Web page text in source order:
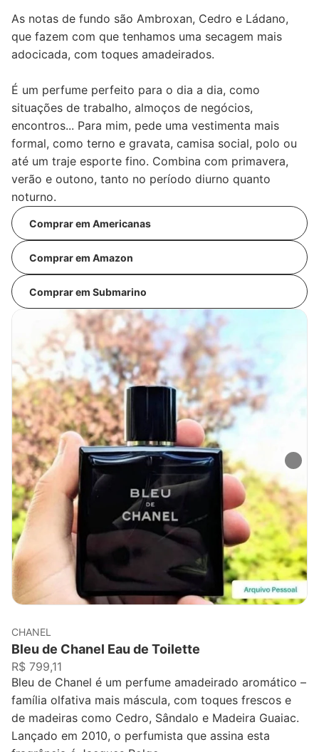
As notas de fundo são Ambroxan, Cedro e Ládano,
que fazem com que tenhamos uma secagem mais
adocicada, com toques amadeirados.
É um perfume perfeito para o dia a dia, como
situações de trabalho, almoços de negócios,
encontros... Para mim, pede uma vestimenta mais
formal, como terno e gravata, camisa social, polo ou
até um traje esporte fino. Combina com primavera,
verão e outono, tanto no período diurno quanto
noturno.
Comprar em Americanas
Comprar em Amazon
Comprar em Submarino
CHANEL
Bleu de Chanel Eau de Toilette
R$ 799,11
Bleu de Chanel é um perfume amadeirado aromático –
família olfativa mais máscula, com toques frescos e
de madeiras como Cedro, Sândalo e Madeira Guaiac.
Lançado em 2010, o perfumista que assina esta